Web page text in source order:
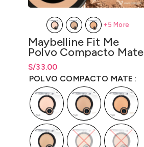
Maybelline Fit Me
Polvo Compacto Mate
& Sin Poros 12g.
S/33.00
Rango de precios: desde
S/33.00 hastaS/33.00
POLVO COMPACTO MATE
+5 More